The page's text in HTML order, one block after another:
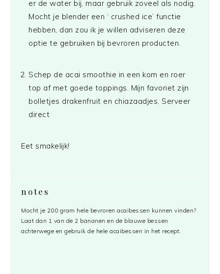
er de water bij, maar gebruik zoveel als nodig.
Mocht je blender een ‘ crushed ice’ functie
hebben, dan zou ik je willen adviseren deze
optie te gebruiken bij bevroren producten.
Schep de acai smoothie in een kom en roer
top af met goede toppings. Mijn favoriet zijn
bolletjes drakenfruit en chiazaadjes. Serveer
direct
Eet smakelijk!
notes
Mocht je 200 gram hele bevroren acaibessen kunnen vinden?
Laat dan 1 van de 2 bananen en de blauwe bessen
achterwege en gebruik de hele acaibessen in het recept.